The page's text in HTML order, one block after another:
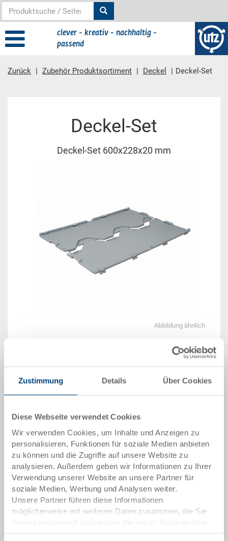
Zustimmung Details Über Cookies
Diese Webseite verwendet Cookies
Wir verwenden Cookies, um Inhalte und Anzeigen zu
personalisieren, Funktionen für soziale Medien anbieten
zu können und die Zugriffe auf unsere Website zu
analysieren. Außerdem geben wir Informationen zu Ihrer
Verwendung unserer Website an unsere Partner für
soziale Medien, Werbung und Analysen weiter.
Unsere Partner führen diese Informationen
möglicherweise mit weiteren Daten zusammen, die Sie
Nutzung der Dienste gesammelt haben.
clever - kreativ - nachhaltig -
passend
Zurück Zubehör Produktsortiment Deckel Deckel-Set
Deckel-Set
Deckel-Set 600x228x20 mm
Abbildung ähnlich
Das Produkt kann nicht online bestellt werden:
ebot anfordern
Artikeldaten
Bestellnummer
34-6402-1000.7000.0101
Aussenmasse:
600 x 228 x 20 mm
Farbe:
RAL 7001 | Weitere Farben auf Anfrage